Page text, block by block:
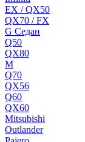
EX / QX50
QX70 / FX
G Cедан
Q50
QX80
M
Q70
QX56
Q60
QX60
Mitsubishi
Outlander